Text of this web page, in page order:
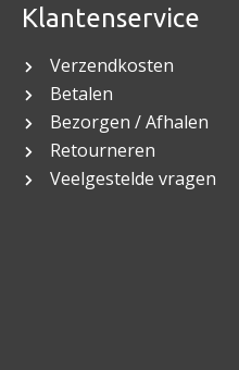
Klantenservice
Verzendkosten
Betalen
Bezorgen / Afhalen
Retourneren
Veelgestelde vragen